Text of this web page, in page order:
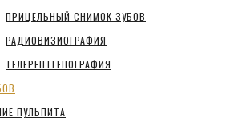
ПРИЦЕЛЬНЫЙ СНИМОК ЗУБОВ
РАДИОВИЗИОГРАФИЯ
ТЕЛЕРЕНТГЕНОГРАФИЯ
ПУЛЬПИТА